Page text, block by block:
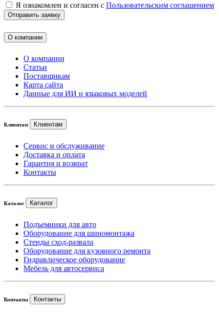
Я ознакомлен и согласен с Пользовательским соглашением
Отправить заявку
О компании
О компании
Статьи
Поставщикам
Карта сайта
Данные для ИИ и языковых моделей
Клиентам Клиентам
Сервис и обслуживание
Доставка и оплата
Гарантия и возврат
Контакты
Каталог Каталог
Подъемники для авто
Оборудование для шиномонтажа
Стенды сход-развала
Оборудование для кузовного ремонта
Гидравлическое оборудование
Мебель для автосервиса
Контакты Контакты